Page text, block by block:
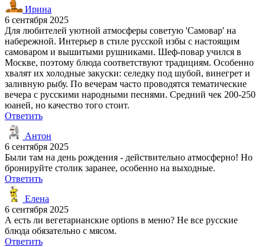
Ирина
6 сентября 2025
Для любителей уютной атмосферы советую 'Самовар' на
набережной. Интерьер в стиле русской избы с настоящим
самоваром и вышитыми рушниками. Шеф-повар учился в
Москве, поэтому блюда соответствуют традициям. Особенно
хвалят их холодные закуски: селедку под шубой, винегрет и
заливную рыбу. По вечерам часто проводятся тематические
вечера с русскими народными песнями. Средний чек 200-250
юаней, но качество того стоит.
Ответить
Антон
6 сентября 2025
Были там на день рождения - действительно атмосферно! Но
бронируйте столик заранее, особенно на выходные.
Ответить
Елена
6 сентября 2025
А есть ли вегетарианские options в меню? Не все русские
блюда обязательно с мясом.
Ответить